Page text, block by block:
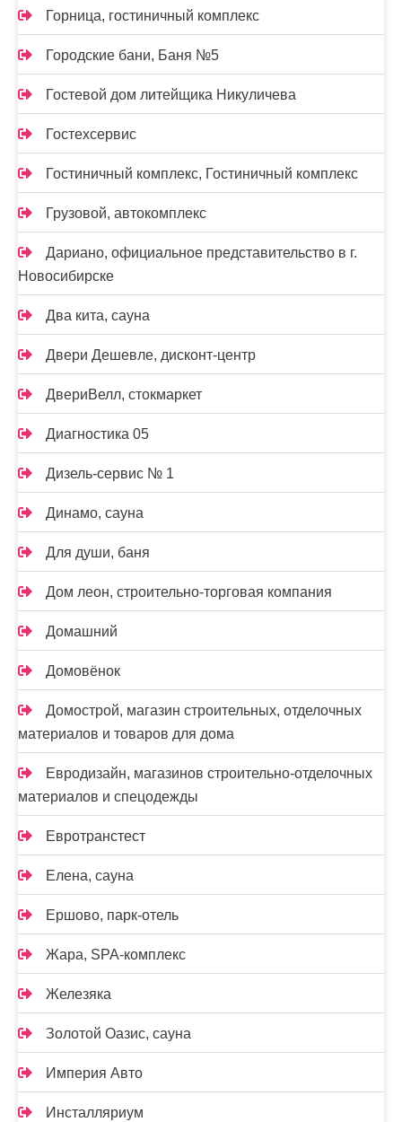
Горница, гостиничный комплекс
Городские бани, Баня №5
Гостевой дом литейщика Никуличева
Гостехсервис
Гостиничный комплекс, Гостиничный комплекс
Грузовой, автокомплекс
Дариано, официальное представительство в г.
Новосибирске
Два кита, сауна
Двери Дешевле, дисконт-центр
ДвериВелл, стокмаркет
Диагностика 05
Дизель-сервис № 1
Динамо, сауна
Для души, баня
Дом леон, строительно-торговая компания
Домашний
Домовёнок
Домострой, магазин строительных, отделочных
материалов и товаров для дома
Евродизайн, магазинов строительно-отделочных
материалов и спецодежды
Евротранстест
Елена, сауна
Ершово, парк-отель
Жара, SPA-комплекс
Железяка
Золотой Оазис, сауна
Империя Авто
Инсталляриум